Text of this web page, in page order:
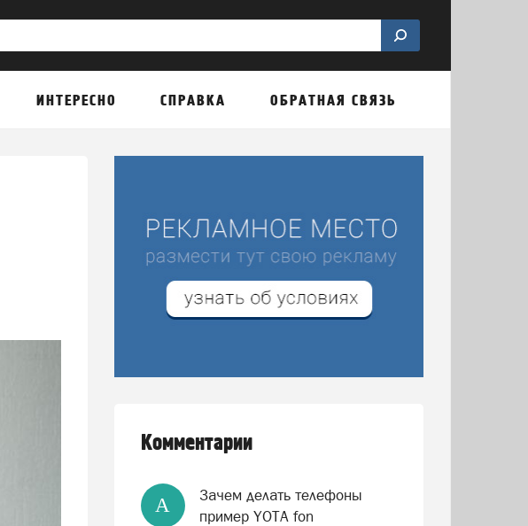
ИНТЕРЕСНО СПРАВКА ОБРАТНАЯ СВЯЗЬ
Комментарии
А
Зачем делать телефоны
пример YOTA fon